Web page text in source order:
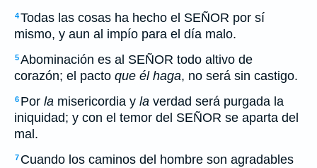
4Todas las cosas ha hecho el SEÑOR por sí
mismo, y aun al impío para el día malo.
5Abominación es al SEÑOR todo altivo de
corazón; el pacto que él haga, no será sin castigo.
6 Por la misericordia y la verdad será purgada la
iniquidad; y con el temor del SEÑOR se aparta del
mal.
7 Cuando los caminos del hombre son agradables